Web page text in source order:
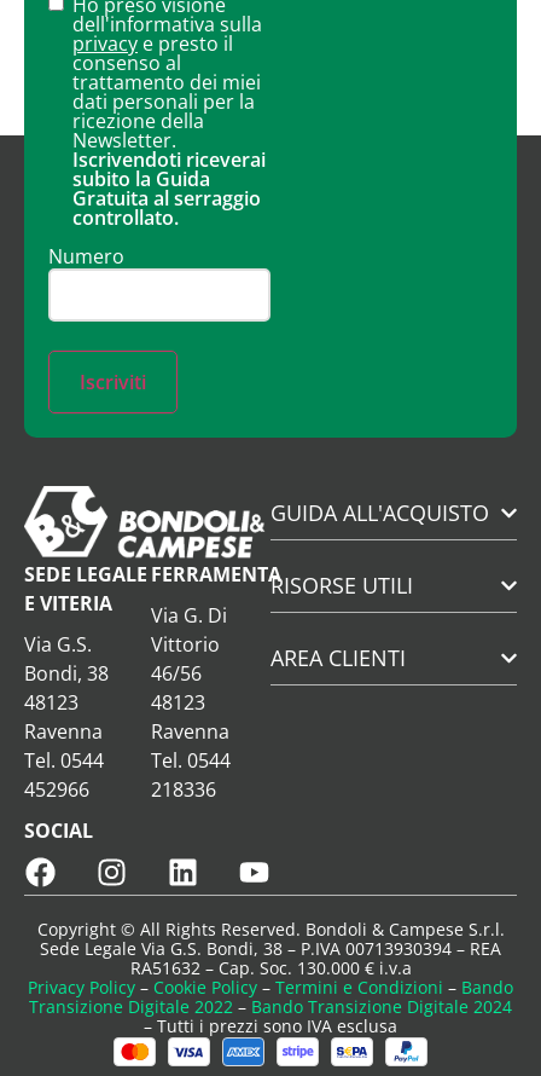
dell'informativa sulla
privacy e presto il
consenso al
trattamento dei miei
dati personali per la
ricezione della
Newsletter.
Iscrivendoti riceverai
subito la Guida
Gratuita al serraggio
controllato.
Numero
Iscriviti
SEDE LEGALE
E VITERIA
Via G.S.
Bondi, 38
48123
Ravenna
Tel. 0544
452966
FERRAMENTA
Via G. Di
Vittorio
46/56
48123
Ravenna
Tel. 0544
218336
SOCIAL
GUIDA ALL'ACQUISTO
RISORSE UTILI
AREA CLIENTI
Copyright © All Rights Reserved. Bondoli & Campese S.r.l.
Sede Legale Via G.S. Bondi, 38 – P.IVA 00713930394 – REA
RA51632 – Cap. Soc. 130.000 € i.v.a
Privacy Policy – Cookie Policy – Termini e Condizioni – Bando
Transizione Digitale 2022 – Bando Transizione Digitale 2024
– Tutti i prezzi sono IVA esclusa